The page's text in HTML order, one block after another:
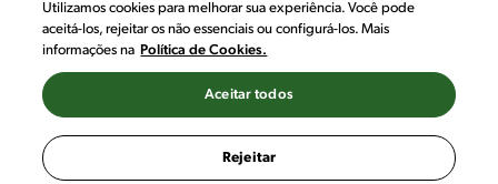
#CHAMANUTRI
CONVERSE COM UMA NUTRICIONISTA E
TIRE AS SUAS DÚVIDAS
Utilizamos cookies para melhorar sua experiência. Você pode
aceitá-los, rejeitar os não essenciais ou configurá-los. Mais
informações na Política de Cookies.
Rejeitar
Aceitar todos